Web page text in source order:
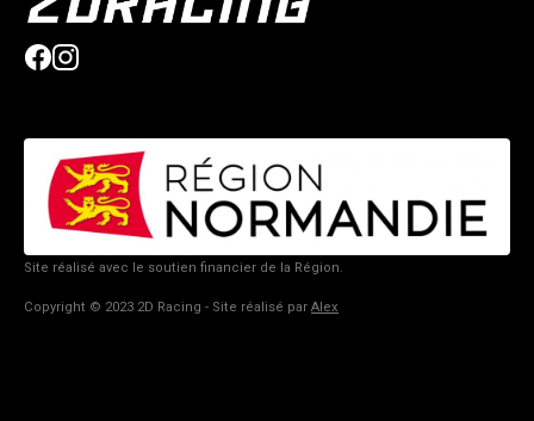
Site réalisé avec le soutien financier de la Région.
Copyright © 2023 2D Racing - Site réalisé par Alex